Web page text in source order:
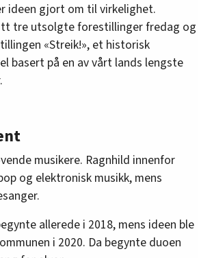
ideen gjort om til virkelighet.
tre utsolgte forestillinger fredag og
«Streik!», et historisk
basert på en av vårt lands lengste
musikere. Ragnhild innenfor
og elektronisk musikk, mens
allerede i 2018, mens ideen ble
i 2020. Da begynte duoen